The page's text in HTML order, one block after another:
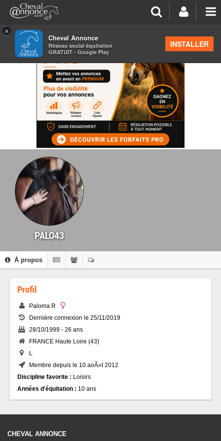
×
Cheval Annonce
Réseau social équitation
GRATUIT - Google Play
INSTALLER
PALO43
À propos
Profil
Paloma R
Dernière connexion le 25/11/2019
28/10/1999 - 26 ans
FRANCE Haute Loire (43)
L
Membre depuis le 10 aoÃ»t 2012
Discipline favorite : Loisirs
Années d'équitation : 10 ans
CHEVAL ANNONCE